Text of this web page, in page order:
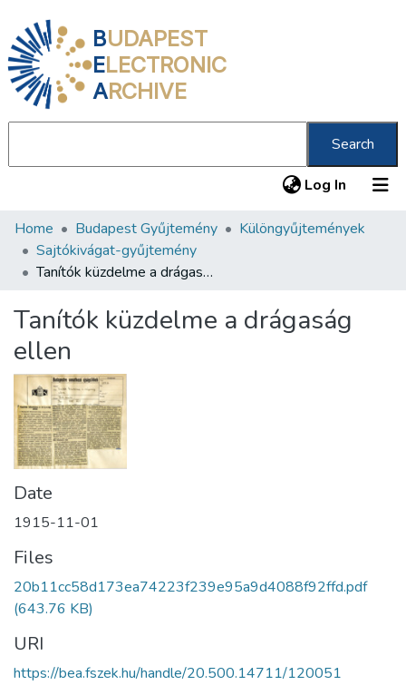
BUDAPEST
ELECTRONIC
ARCHIVE
Search
Log In (current)
Communities & Collections
All of DSpace
About us
Home Budapest Gyűjtemény
Különgyűjtemények
Sajtókivágat-gyűjtemény
Tanítók küzdelme a drágaság ellen
Tanítók küzdelme a drágaság
ellen
Date
1915-11-01
Files
20b11cc58d173ea74223f239e95a9d4088f92ffd.pdf
(643.76 KB)
URI
https://bea.fszek.hu/handle/20.500.14711/120051